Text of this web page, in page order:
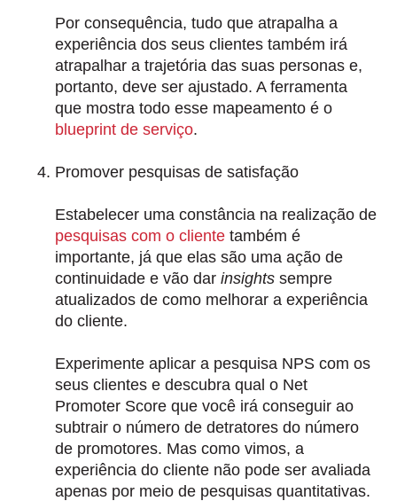
Por consequência, tudo que atrapalha a
experiência dos seus clientes também irá
atrapalhar a trajetória das suas personas e,
portanto, deve ser ajustado. A ferramenta
que mostra todo esse mapeamento é o
blueprint de serviço.
Promover pesquisas de satisfação
Estabelecer uma constância na realização de
pesquisas com o cliente também é
importante, já que elas são uma ação de
continuidade e vão darinsights sempre
atualizados de como melhorar a experiência
do cliente.
Experimente aplicar a pesquisa NPS com os
seus clientes e descubra qual o Net
Promoter Score que você irá conseguir ao
subtrair o número de detratores do número
de promotores. Mas como vimos, a
experiência do cliente não pode ser avaliada
apenas por meio de pesquisas quantitativas.